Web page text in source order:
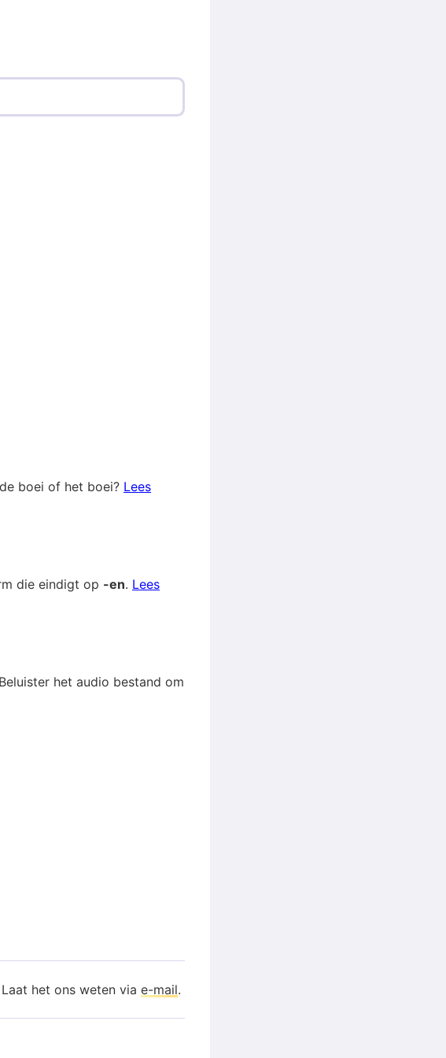
boei of het boei? Lees
die eindigt op -en. Lees
het audio bestand om
het ons weten via e-mail.